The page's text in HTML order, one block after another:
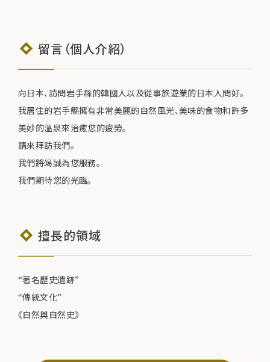
留言（個人介紹）
向日本、訪問岩手縣的韓國人以及從事旅遊業的日本人問好。
我居住的岩手縣擁有非常美麗的自然風光、美味的食物和許多
美妙的溫泉來治癒您的疲勞。
請來拜訪我們。
我們將竭誠為您服務。
我們期待您的光臨。
擅長的領域
“著名歷史遺跡”
“傳統文化”
《自然與自然史》